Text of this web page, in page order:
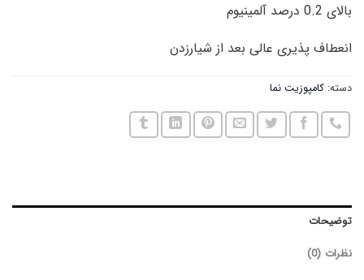
بالای 0.2 درصد آلمینیوم
انعطاف پذیری عالی بعد از شیارزدن
دسته: کامپوزیت نما
توضیحات
نظرات (0)